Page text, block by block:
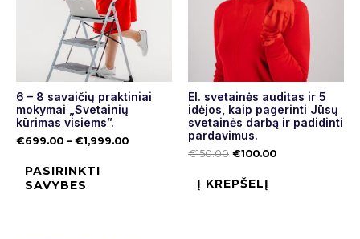
6 – 8 savaičių praktiniai
mokymai „Svetainių
kūrimas visiems”.
€699.00 – €1,999.00
PASIRINKTI
SAVYBES
El. svetainės auditas ir 5
idėjos, kaip pagerinti Jūsų
svetainės darbą ir padidinti
pardavimus.
€150.00 €100.00
Į KREPŠELĮ